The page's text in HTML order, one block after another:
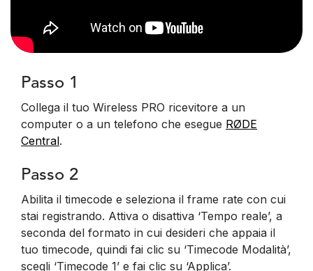
Passo 1
Collega il tuo Wireless PRO ricevitore a un
computer o a un telefono che esegue RØDE
Central.
Passo 2
Abilita il timecode e seleziona il frame rate con cui
stai registrando. Attiva o disattiva ‘Tempo reale’, a
seconda del formato in cui desideri che appaia il
tuo timecode, quindi fai clic su ‘Timecode Modalità’,
scegli ‘Timecode 1’ e fai clic su ‘Applica’.